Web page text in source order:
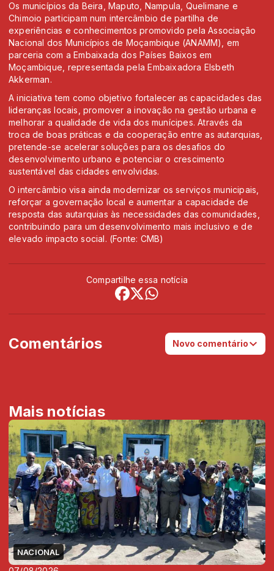
Os municípios da Beira, Maputo, Nampula, Quelimane e
Chimoio participam num intercâmbio de partilha de
experiências e conhecimentos promovido pela Associação
Nacional dos Municípios de Moçambique (ANAMM), em
parceria com a Embaixada dos Países Baixos em
Moçambique, representada pela Embaixadora Elsbeth
Akkerman.
A iniciativa tem como objetivo fortalecer as capacidades das
lideranças locais, promover a inovação na gestão urbana e
melhorar a qualidade de vida dos munícipes. Através da
troca de boas práticas e da cooperação entre as autarquias,
pretende-se acelerar soluções para os desafios do
desenvolvimento urbano e potenciar o crescimento
sustentável das cidades envolvidas.
O intercâmbio visa ainda modernizar os serviços municipais,
reforçar a governação local e aumentar a capacidade de
resposta das autarquias às necessidades das comunidades,
contribuindo para um desenvolvimento mais inclusivo e de
elevado impacto social. (Fonte: CMB)
Compartilhe essa notícia
Comentários Novo comentário
Mais notícias
NACIONAL